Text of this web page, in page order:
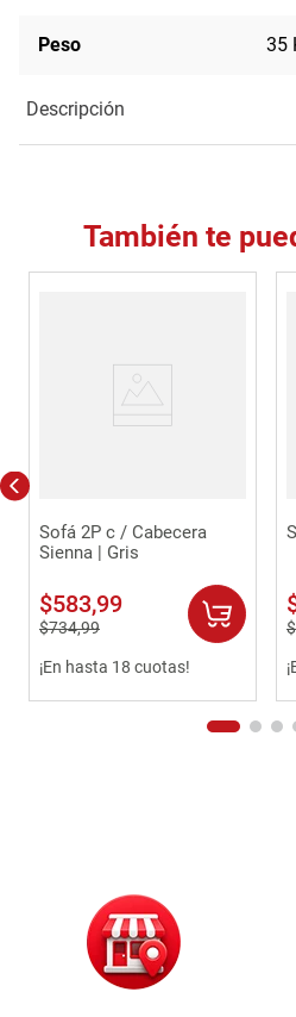
Peso 35
Descripción
También te
Sofá 2P c / Cabecera
Sienna | Gris
$583,99
$734,99
¡En hasta 18 cuotas!
$